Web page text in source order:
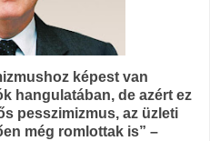
képest van
hangulatában, de azért ez
pesszimizmus, az üzleti
még romlottak is” –